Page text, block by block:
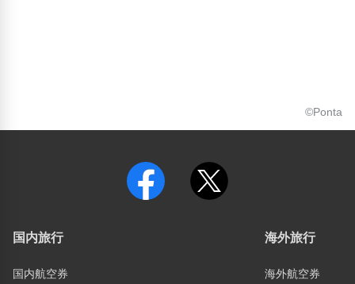
©Ponta
国内旅行
国内航空券
海外旅行
海外航空券